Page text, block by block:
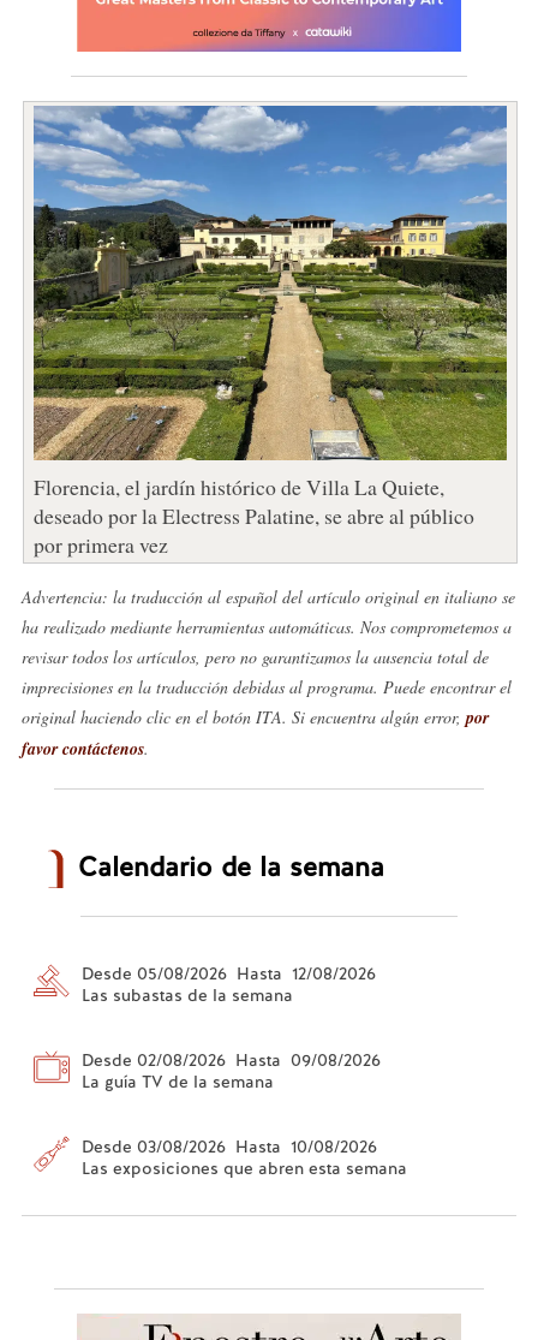
Florencia, el jardín histórico de Villa La Quiete,
deseado por la Electress Palatine, se abre al público
por primera vez
Advertencia: la traducción al español del artículo original en italiano se
ha realizado mediante herramientas automáticas. Nos comprometemos a
revisar todos los artículos, pero no garantizamos la ausencia total de
imprecisiones en la traducción debidas al programa. Puede encontrar el
original haciendo clic en el botón ITA. Si encuentra algún error, por
favor contáctenos.
Calendario de la semana
Desde 05/08/2026 Hasta 12/08/2026
Las subastas de la semana
Desde 02/08/2026 Hasta 09/08/2026
La guía TV de la semana
Desde 03/08/2026 Hasta 10/08/2026
Las exposiciones que abren esta semana